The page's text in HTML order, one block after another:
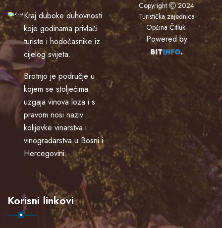
Kraj duboke duhovnosti
koje godinama privlači
turiste i hodočasnike iz
cijelog svijeta.
Brotnjo je područje u
kojem se stoljećima
uzgaja vinova loza i s
pravom nosi naziv
kolijevke vinarstva i
vinogradarstva u Bosni i
Hercegovini.
Korisni linkovi
Copyright
2024
Turistička zajednica
Općina Čitluk.
Powered by